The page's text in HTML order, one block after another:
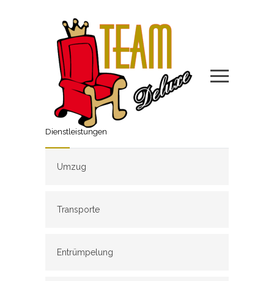
Dienstleistungen
Umzug
Transporte
Entrümpelung